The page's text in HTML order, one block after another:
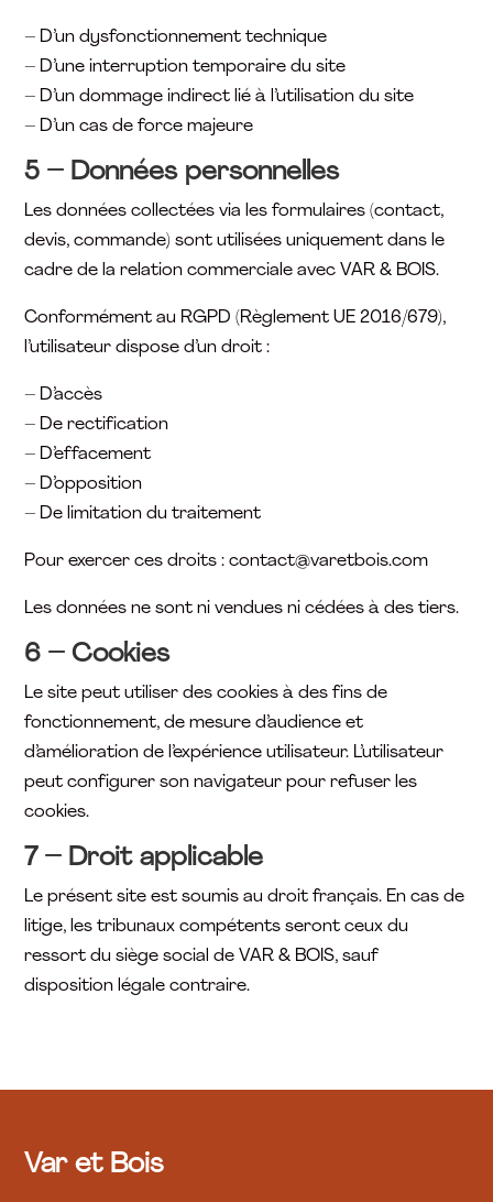
– D’un dysfonctionnement technique
– D’une interruption temporaire du site
– D’un dommage indirect lié à l’utilisation du site
– D’un cas de force majeure
5 – Données personnelles
Les données collectées via les formulaires (contact,
devis, commande) sont utilisées uniquement dans le
cadre de la relation commerciale avec VAR & BOIS.
Conformément au RGPD (Règlement UE 2016/679),
l’utilisateur dispose d’un droit :
– D’accès
– De rectification
– D’effacement
– D’opposition
– De limitation du traitement
Pour exercer ces droits : contact@varetbois.com
Les données ne sont ni vendues ni cédées à des tiers.
6 – Cookies
Le site peut utiliser des cookies à des fins de
fonctionnement, de mesure d’audience et
d’amélioration de l’expérience utilisateur. L’utilisateur
peut configurer son navigateur pour refuser les
cookies.
7 – Droit applicable
Le présent site est soumis au droit français. En cas de
litige, les tribunaux compétents seront ceux du
ressort du siège social de VAR & BOIS, sauf
disposition légale contraire.
Var et Bois